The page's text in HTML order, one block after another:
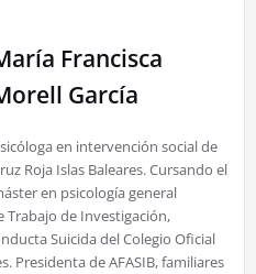
Francisca
García
en intervención social de
Roja Islas Baleares. Cursando el
en psicología general
de Investigación,
Suicida del Colegio Oficial
Presidenta de AFASIB, familiares